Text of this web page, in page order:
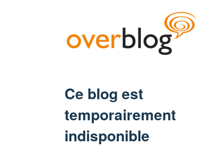
Ce blog est
temporairement
indisponible